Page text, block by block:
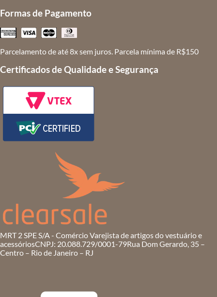
Formas de Pagamento
Parcelamento de até 8x sem juros. Parcela mínima de R$150
Certificados de Qualidade e Segurança
MRT 2 SPE S/A - Comércio Varejista de artigos do vestuário e
acessóriosCNPJ: 20.088.729/0001-79Rua Dom Gerardo, 35 –
Centro – Rio de Janeiro – RJ